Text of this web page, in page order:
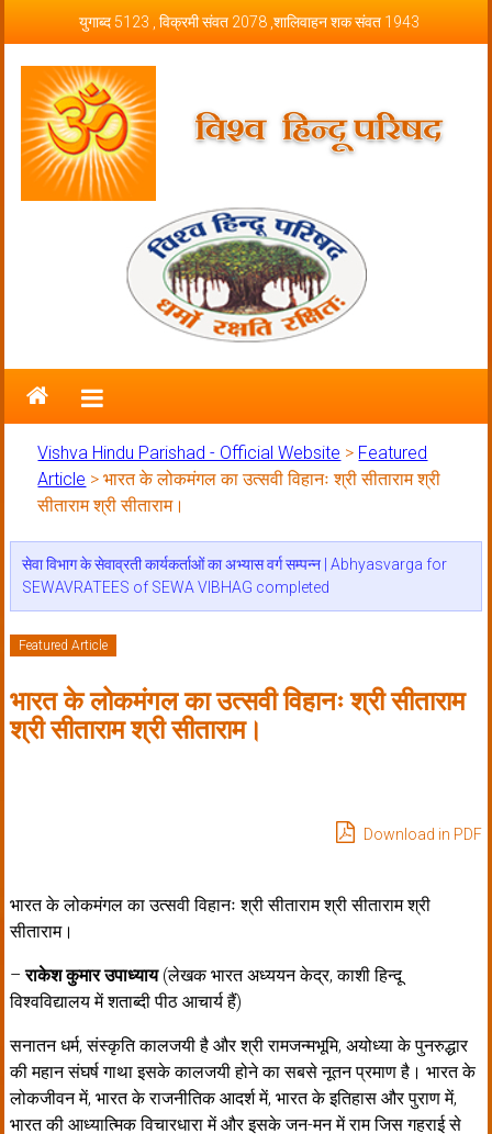
युगाब्द 5123 , विक्रमी संवत 2078 ,शालिवाहन शक संवत 1943
Vishva Hindu Parishad – Official
Website
Vishva Hindu Parishad - Official Website > Featured
Article >भारत के लोकमंगल का उत्सवी विहानः श्री सीताराम श्री
सीताराम श्री सीताराम।
सेवा विभाग के सेवाव्रती कार्यकर्ताओं का अभ्यास वर्ग सम्पन्न | Abhyasvarga for
SEWAVRATEES of SEWA VIBHAG completed
Featured Article
भारत के लोकमंगल का उत्सवी विहानः श्री सीताराम
श्री सीताराम श्री सीताराम।
Download in PDF
भारत के लोकमंगल का उत्सवी विहानः श्री सीताराम श्री सीताराम श्री
सीताराम।
–राकेश कुमार उपाध्याय(लेखक भारत अध्ययन केद्र, काशी हिन्दू
विश्वविद्यालय में शताब्दी पीठ आचार्य हैं)
सनातन धर्म, संस्कृति कालजयी है और श्री रामजन्मभूमि, अयोध्या के पुनरुद्धार
की महान संघर्ष गाथा इसके कालजयी होने का सबसे नूतन प्रमाण है। भारत के
लोकजीवन में, भारत के राजनीतिक आदर्श में, भारत के इतिहास और पुराण में,
भारत की आध्यात्मिक विचारधारा में और इसके जन-मन में राम जिस गहराई से